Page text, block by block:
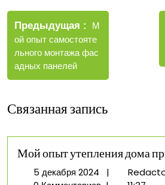
Навигация
по
записям
Предыдущая
Старые
записи
М
ой опыт самостояте
льного монтажа фас
адных панелей
Связанная запись
Мой опыт утепления дома
5 декабря 20245
|